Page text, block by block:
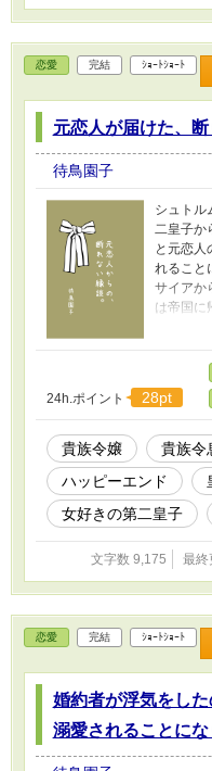
恋愛 完結 ｼｮｰﾄｼｮｰﾄ
元恋人が届けた、
待鳥園子
シュトル
二皇子か
と元恋人
れること
サイアか
は帝国に
く書状
サイアは
24h.ポイント 28pt
貴族令嬢 貴族令
ハッピーエンド
女好きの第二皇子
文字数 9,175 最終
恋愛 完結 ｼｮｰﾄｼｮｰﾄ
婚約者が浮気をした
溺愛されることにな